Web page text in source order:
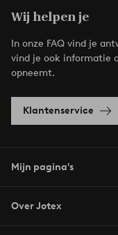
Wij helpen je
In onze FAQ vind je
vind je ook informatie
opneemt.
Klantenservice
Mijn pagina's
Over Jotex